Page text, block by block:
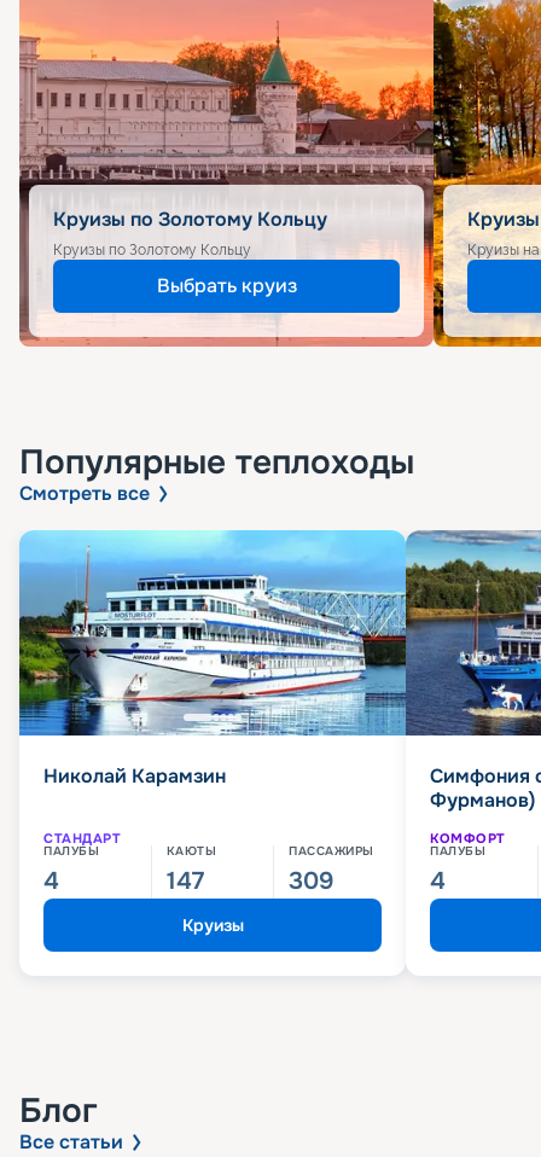
Круизы по Золотому Кольцу
Круизы по Золотому Кольцу
Выбрать круиз
Круизы
Популярные теплоходы
Смотреть все
Николай Карамзин
СТАНДАРТ
ПАЛУБЫ
4
КАЮТЫ
147
ПАССАЖИРЫ
309
Круизы
Симфония
Фурманов)
КОМФОРТ
ПАЛУБЫ
4
Блог
Все статьи